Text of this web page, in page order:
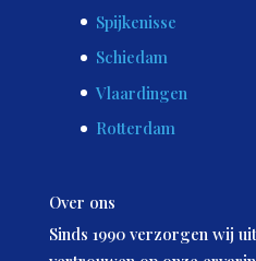
Spijkenisse
Schiedam
Vlaardingen
Rotterdam
Over ons
Sinds 1990 verzorgen wij